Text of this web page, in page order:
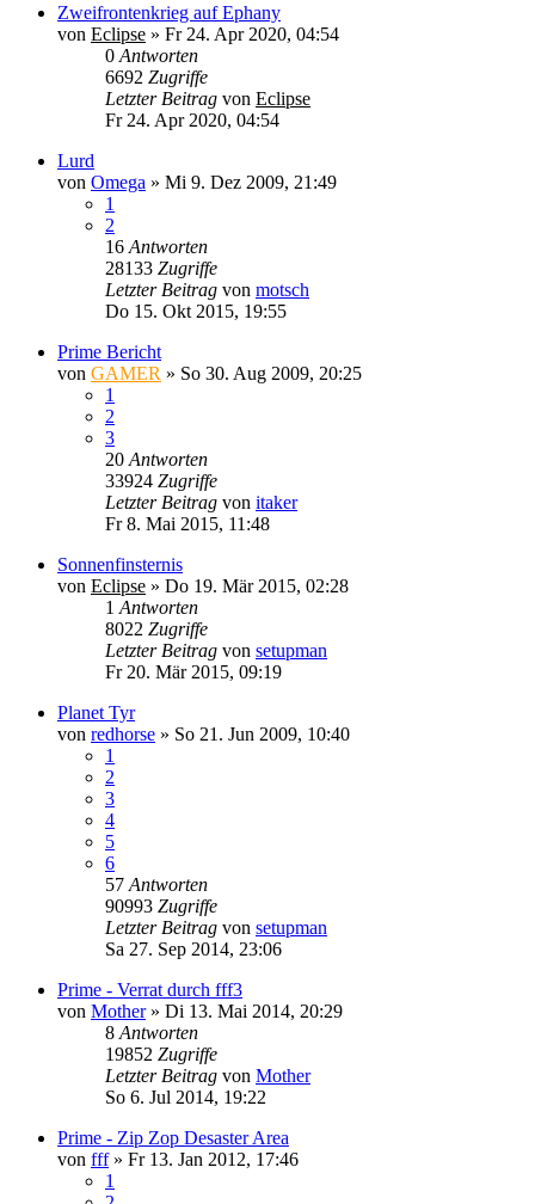
Zweifrontenkrieg auf Ephany
von Eclipse » Fr 24. Apr 2020, 04:54
0 Antworten
6692 Zugriffe
Letzter Beitrag von Eclipse
Fr 24. Apr 2020, 04:54
Lurd
von Omega » Mi 9. Dez 2009, 21:49
1
2
16 Antworten
28133 Zugriffe
Letzter Beitrag von motsch
Do 15. Okt 2015, 19:55
Prime Bericht
von GAMER » So 30. Aug 2009, 20:25
1
2
3
20 Antworten
33924 Zugriffe
Letzter Beitrag von itaker
Fr 8. Mai 2015, 11:48
Sonnenfinsternis
von Eclipse » Do 19. Mär 2015, 02:28
1 Antworten
8022 Zugriffe
Letzter Beitrag von setupman
Fr 20. Mär 2015, 09:19
Planet Tyr
von redhorse » So 21. Jun 2009, 10:40
1
2
3
4
5
6
57 Antworten
90993 Zugriffe
Letzter Beitrag von setupman
Sa 27. Sep 2014, 23:06
Prime - Verrat durch fff3
von Mother» Di 13. Mai 2014, 20:29
8 Antworten
19852 Zugriffe
Letzter Beitrag von Mother
So 6. Jul 2014, 19:22
Prime - Zip Zop Desaster Area
von fff» Fr 13. Jan 2012, 17:46
1